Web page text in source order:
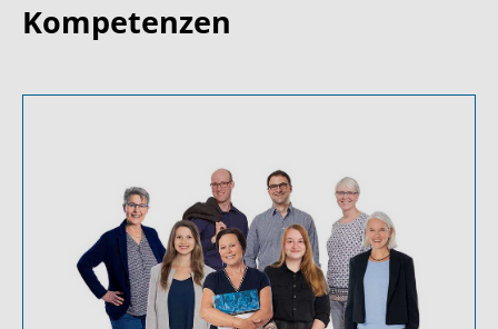
Kompetenzen